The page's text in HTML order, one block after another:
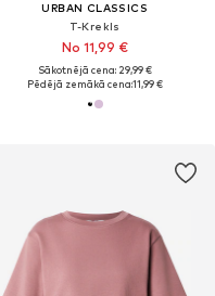
URBAN CLASSICS
T-Krekls
No 11,99 €
Sākotnējā cena: 29,99 €
Pēdējā zemākā cena:11,99 €